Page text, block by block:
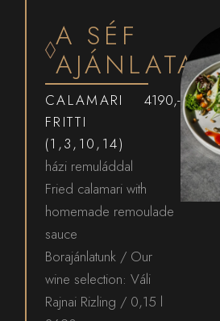
A SÉF
AJÁNLATA
CALAMARI
FRITTI
(1,3,10,14)
4190,-
házi remuláddal
Fried calamari with
homemade remoulade
sauce
Borajánlatunk / Our
wine selection: Váli
Rajnai Rizling / 0,15 l